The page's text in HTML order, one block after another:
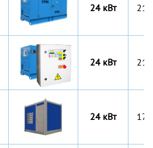
24 кВт
24 кВт
24 кВт